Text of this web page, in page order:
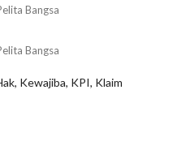
Bangsa
Bangsa
Kewajiba, KPI, Klaim